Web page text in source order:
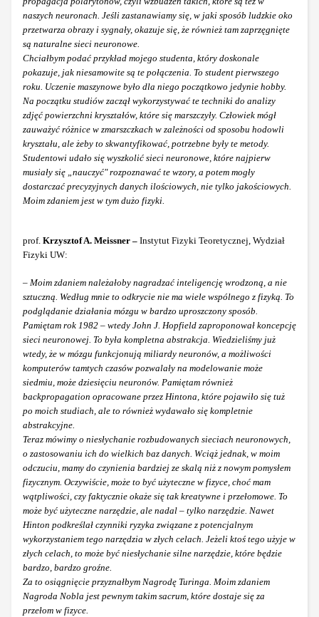
naszych neuronach. Jeśli zastanawiamy się, w jaki sposób ludzkie oko
przetwarza obrazy i sygnały, okazuje się, że również tam zaprzęgnięte
są naturalne sieci neuronowe.
Chciałbym podać przykład mojego studenta, który doskonale
pokazuje, jak niesamowite są te połączenia. To student pierwszego
roku. Uczenie maszynowe było dla niego początkowo jedynie hobby.
Na początku studiów zaczął wykorzystywać te techniki do analizy
zdjęć powierzchni kryształów, które się marszczyły. Człowiek mógł
zauważyć różnice w zmarszczkach w zależności od sposobu hodowli
kryształu, ale żeby to skwantyfikować, potrzebne były te metody.
Studentowi udało się wyszkolić sieci neuronowe, które najpierw
musiały się „nauczyć" rozpoznawać te wzory, a potem mogły
dostarczać precyzyjnych danych ilościowych, nie tylko jakościowych.
Moim zdaniem jest w tym dużo fizyki.
prof. Krzysztof A. Meissner – Instytut Fizyki Teoretycznej, Wydział
Fizyki UW:
– Moim zdaniem należałoby nagradzać inteligencję wrodzoną, a nie
sztuczną. Według mnie to odkrycie nie ma wiele wspólnego z fizyką. To
podglądanie działania mózgu w bardzo uproszczony sposób.
Pamiętam rok 1982 – wtedy John J. Hopfield zaproponował koncepcję
sieci neuronowej. To była kompletna abstrakcja. Wiedzieliśmy już
wtedy, że w mózgu funkcjonują miliardy neuronów, a możliwości
komputerów tamtych czasów pozwalały na modelowanie może
siedmiu, może dziesięciu neuronów. Pamiętam również
backpropagation opracowane przez Hintona, które pojawiło się tuż
po moich studiach, ale to również wydawało się kompletnie
abstrakcyjne.
Teraz mówimy o niesłychanie rozbudowanych sieciach neuronowych,
o zastosowaniu ich do wielkich baz danych. Wciąż jednak, w moim
odczuciu, mamy do czynienia bardziej ze skalą niż z nowym pomysłem
fizycznym. Oczywiście, może to być użyteczne w fizyce, choć mam
wątpliwości, czy faktycznie okaże się tak kreatywne i przełomowe. To
może być użyteczne narzędzie, ale nadal – tylko narzędzie. Nawet
Hinton podkreślał czynniki ryzyka związane z potencjalnym
wykorzystaniem tego narzędzia w złych celach. Jeżeli ktoś tego użyje w
złych celach, to może być niesłychanie silne narzędzie, które będzie
bardzo, bardzo groźne.
Za to osiągnięcie przyznałbym Nagrodę Turinga. Moim zdaniem
Nagroda Nobla jest pewnym takim sacrum, które dostaje się za
przełom w fizyce.